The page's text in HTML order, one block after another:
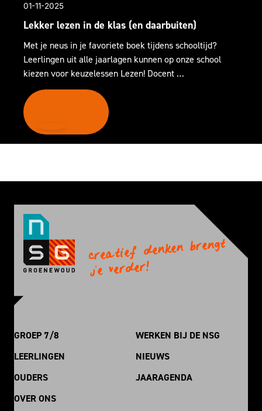
01-11-2025
Lekker lezen in de klas (en daarbuiten)
Met je neus in je favoriete boek tijdens schooltijd?
Leerlingen uit alle jaarlagen kunnen op onze school
kiezen voor keuzelessen Lezen! Docent …
creatief denken brengt
je verder!
GROEP 7/8
LEERLINGEN
OUDERS
OVER ONS
WERKEN BIJ DE NSG
NIEUWS
JAARAGENDA